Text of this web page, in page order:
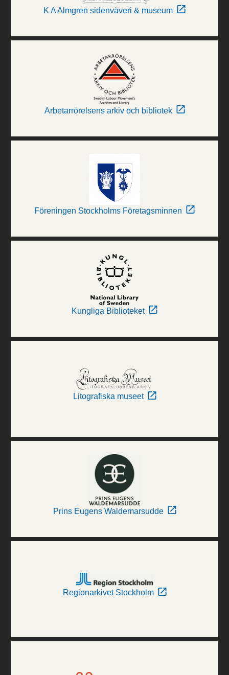
K A Almgren sidenväveri & museum
Arbetarrörelsens arkiv och bibliotek
Föreningen Stockholms Företagsminnen
Kungliga Biblioteket
Litografiska museet
Prins Eugens Waldemarsudde
Regionarkivet Stockholm